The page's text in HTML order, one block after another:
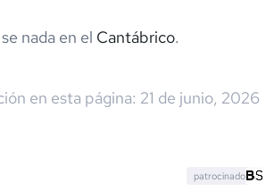
nada en el Cantábrico.
en esta página: 21 de junio, 2026
patrocinado